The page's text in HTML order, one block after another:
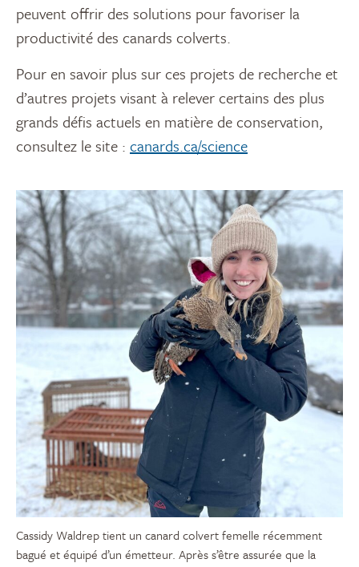
peuvent offrir des solutions pour favoriser la
productivité des canards colverts.
Pour en savoir plus sur ces projets de recherche et
d’autres projets visant à relever certains des plus
grands défis actuels en matière de conservation,
consultez le site : canards.ca/science
Cassidy Waldrep tient un canard colvert femelle récemment
bagué et équipé d’un émetteur. Après s’être assurée que la